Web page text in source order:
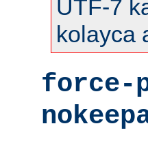
UTF-7
kolayca
force-